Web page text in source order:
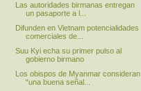
Las autoridades birmanas entregan
un pasaporte a l...
Difunden en Vietnam potencialidades
comerciales de...
Suu Kyi echa su primer pulso al
gobierno birmano
Los obispos de Myanmar consideran
“una buena señal...